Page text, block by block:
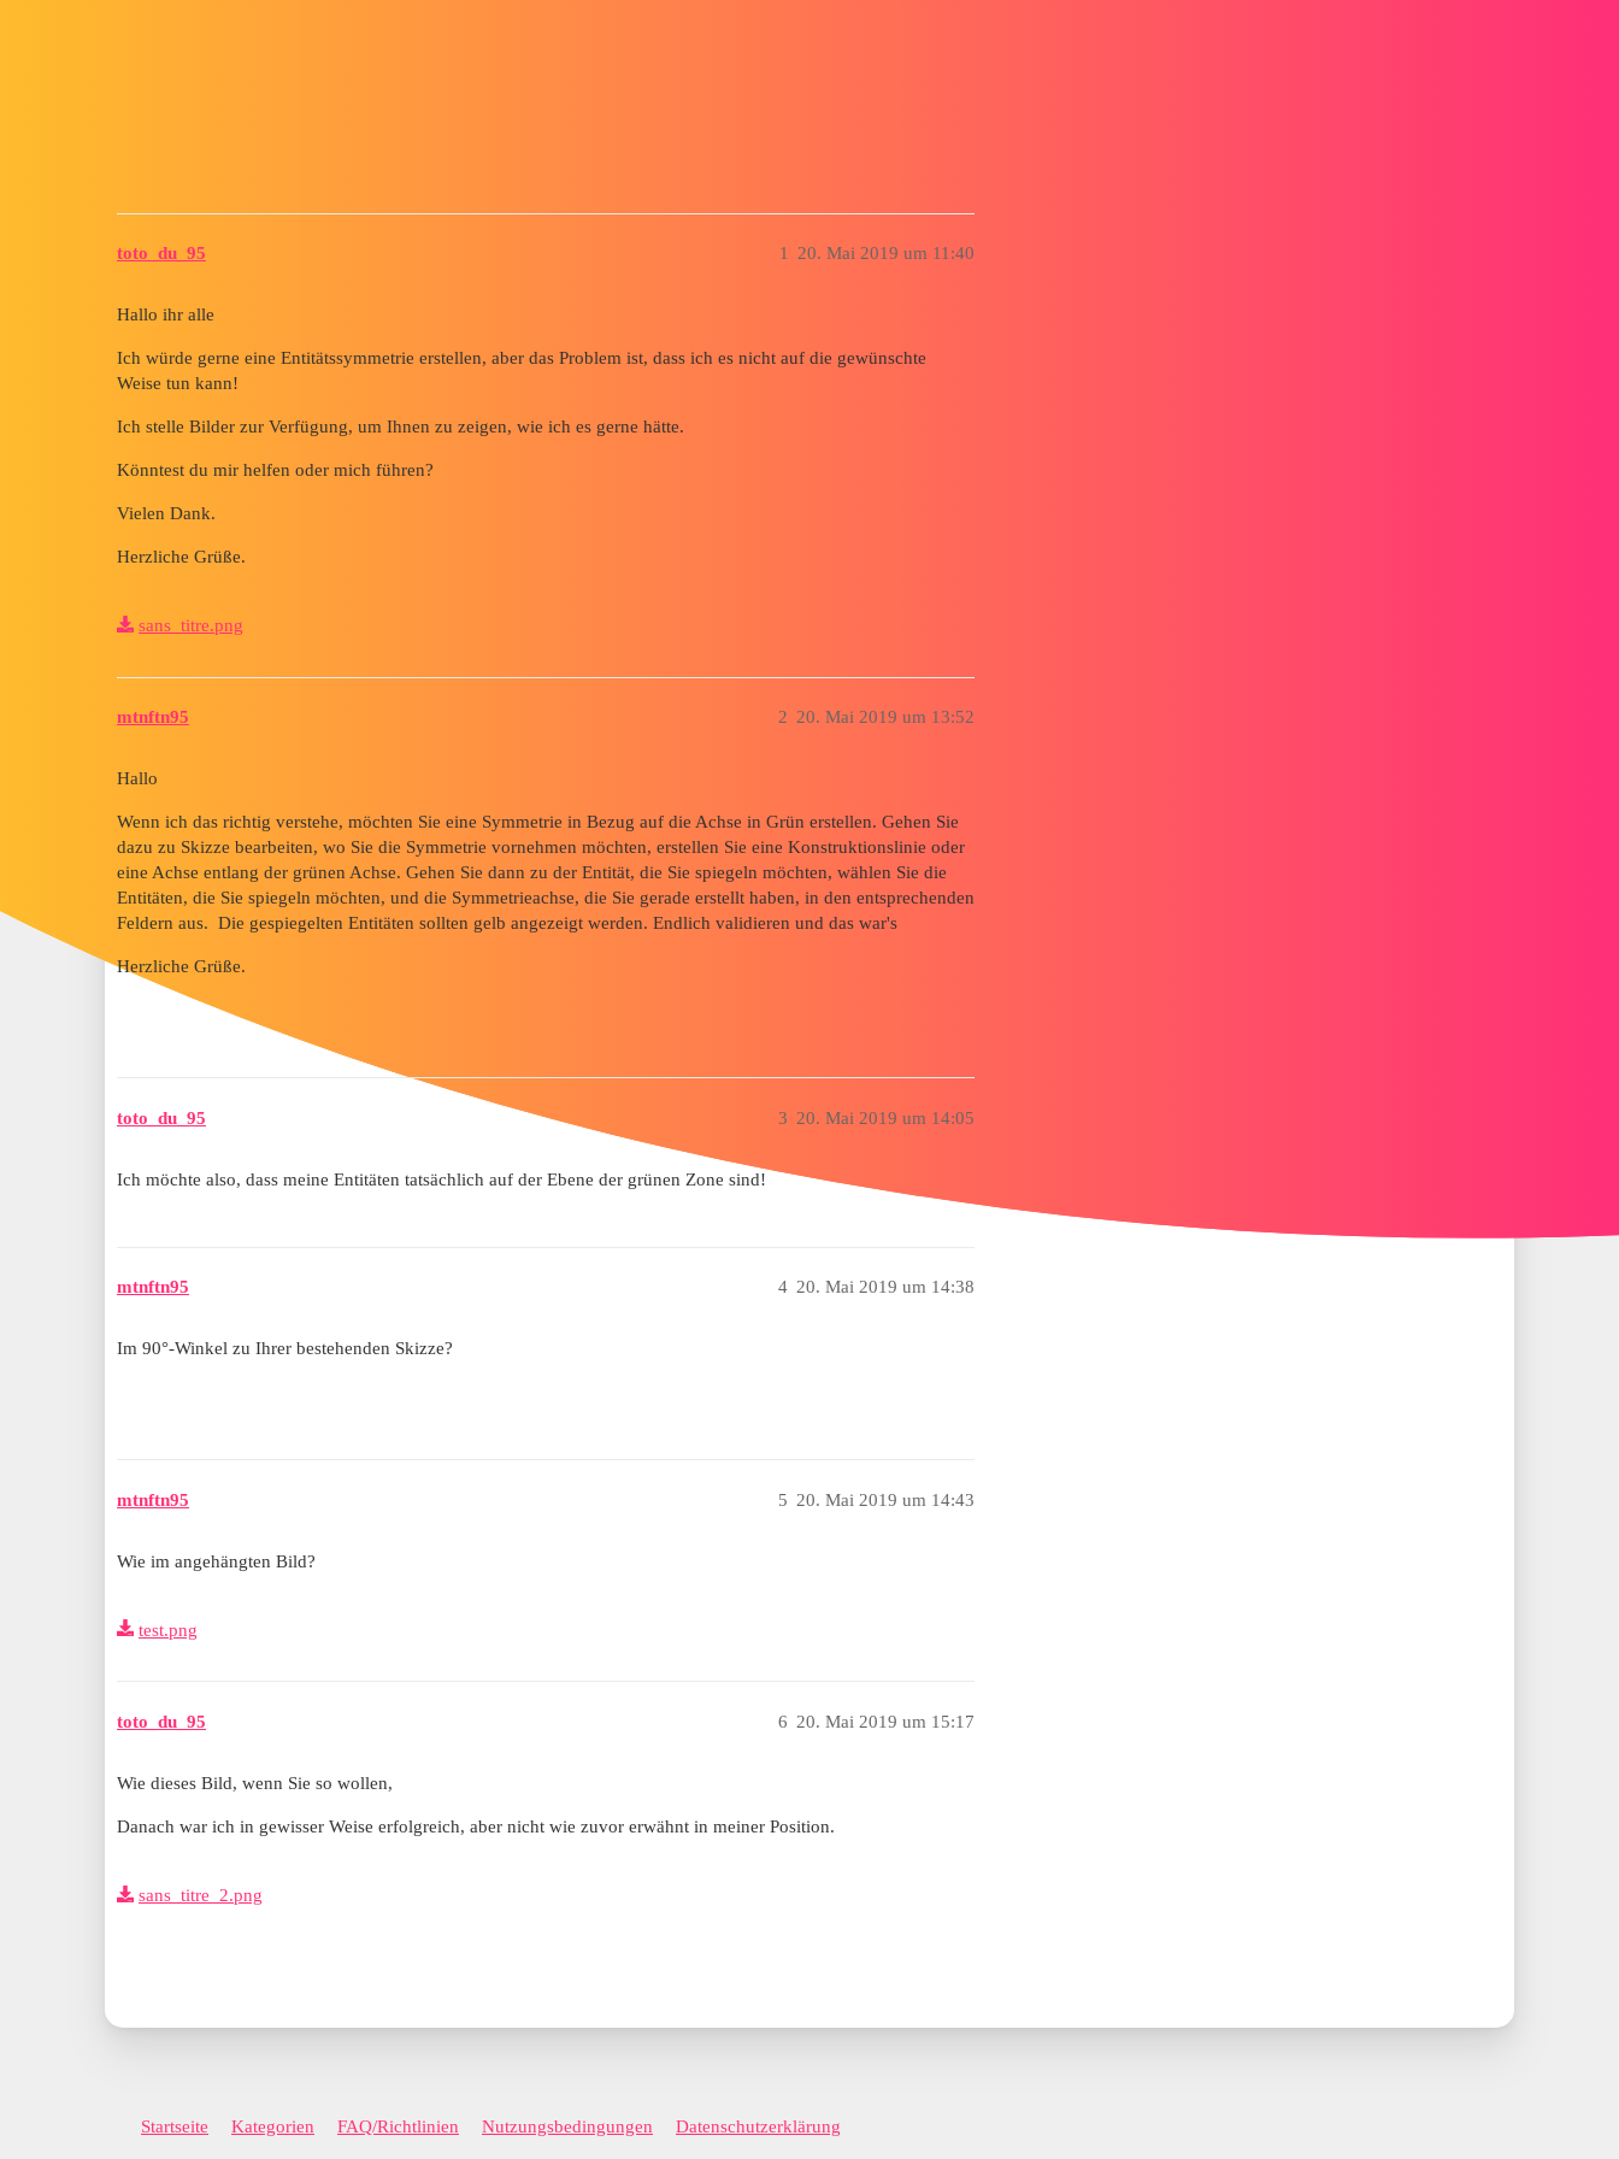
toto_du_95 20. Mai 2019 um 11:40
1
Hallo ihr alle
Ich würde gerne eine Entitätssymmetrie erstellen, aber das Problem ist, dass ich es nicht auf die gewünschte
Weise tun kann!
Ich stelle Bilder zur Verfügung, um Ihnen zu zeigen, wie ich es gerne hätte.
Könntest du mir helfen oder mich führen?
Vielen Dank.
Herzliche Grüße.
sans_titre.png
mtnftn95 20. Mai 2019 um 13:52
2
Hallo
Wenn ich das richtig verstehe, möchten Sie eine Symmetrie in Bezug auf die Achse in Grün erstellen. Gehen Sie
dazu zu Skizze bearbeiten, wo Sie die Symmetrie vornehmen möchten, erstellen Sie eine Konstruktionslinie oder
eine Achse entlang der grünen Achse. Gehen Sie dann zu der Entität, die Sie spiegeln möchten, wählen Sie die
Entitäten, die Sie spiegeln möchten, und die Symmetrieachse, die Sie gerade erstellt haben, in den entsprechenden
Feldern aus. Die gespiegelten Entitäten sollten gelb angezeigt werden. Endlich validieren und das war's
Herzliche Grüße.
toto_du_95 20. Mai 2019 um 14:05
3
Ich möchte also, dass meine Entitäten tatsächlich auf der Ebene der grünen Zone sind!
mtnftn95 20. Mai 2019 um 14:38
4
Im 90°-Winkel zu Ihrer bestehenden Skizze?
mtnftn95 20. Mai 2019 um 14:43
5
Wie im angehängten Bild?
test.png
toto_du_95 20. Mai 2019 um 15:17
6
Wie dieses Bild, wenn Sie so wollen,
Danach war ich in gewisser Weise erfolgreich, aber nicht wie zuvor erwähnt in meiner Position.
sans_titre_2.png
Startseite Kategorien FAQ/Richtlinien Nutzungsbedingungen Datenschutzerklärung